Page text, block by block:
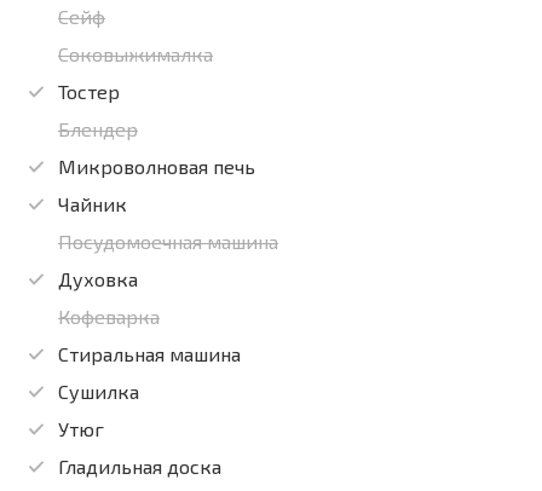
Сейф
Соковыжималка
Тостер
Блендер
Микроволновая печь
Чайник
Посудомоечная машина
Духовка
Кофеварка
Стиральная машина
Сушилка
Утюг
Гладильная доска